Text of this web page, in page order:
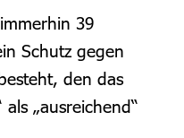
39
Schutz gegen
den das
„ausreichend“